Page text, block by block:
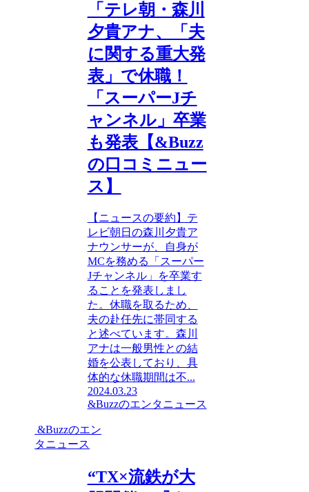
「テレ朝・森川
夕貴アナ、「夫
に関する重大発
表」で休職！
「スーパーJチ
ャンネル」卒業
も発表【&Buzz
の口コミニュー
ス】
【ニュースの要約】テ
レビ朝日の森川夕貴ア
ナウンサーが、自身が
MCを務める「スーパー
Jチャンネル」を卒業す
ることを発表しまし
た。休職を取るため、
夫の赴任先に帯同する
と述べています。森川
アナは一般男性との結
婚を公表しており、具
体的な休職期間は不...
2024.03.23
&Buzzのエンタニュース
&Buzzのエン
タニュース
“TX×流鉄が大